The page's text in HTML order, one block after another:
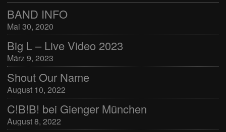
BAND INFO
Mai 30, 2020
Big L – Live Video 2023
März 9, 2023
Shout Our Name
August 10, 2022
C!B!B! bei Gienger München
August 8, 2022